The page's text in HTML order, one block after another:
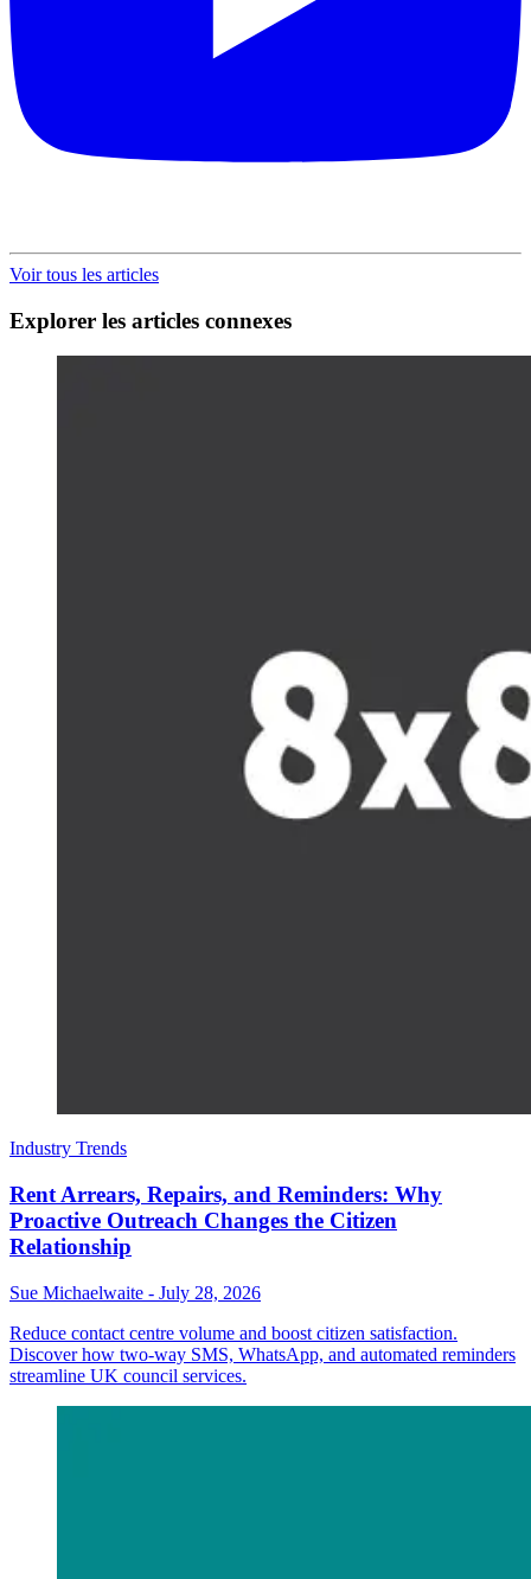
Voir tous les articles
Explorer les articles connexes
Industry Trends
Rent Arrears, Repairs, and Reminders: Why
Proactive Outreach Changes the Citizen
Relationship
Sue Michaelwaite - July 28, 2026
Reduce contact centre volume and boost citizen satisfaction.
Discover how two-way SMS, WhatsApp, and automated reminders
streamline UK council services.